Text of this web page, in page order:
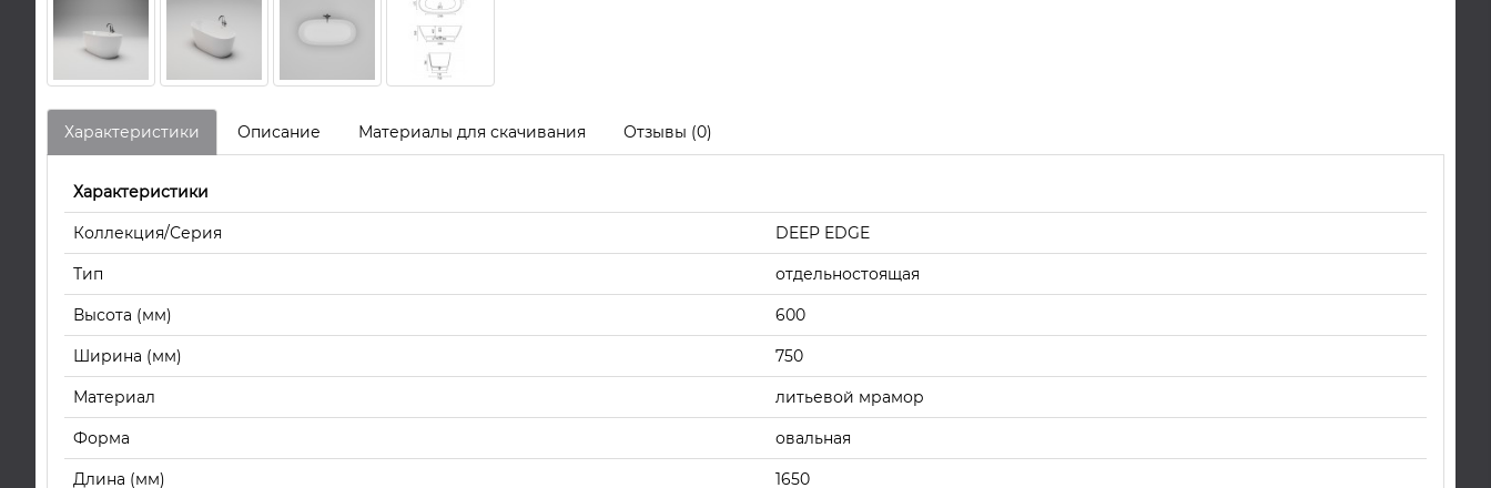
Характеристики Описание Материалы для скачивания Отзывы (0)
Характеристики
Коллекция/Серия DEEP EDGE
Тип отдельностоящая
Высота (мм) 600
Ширина (мм) 750
Материал литьевой мрамор
Форма овальная
Длина (мм) 1650